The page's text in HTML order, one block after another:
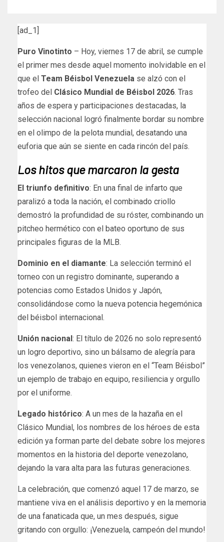
[ad_1]
Puro Vinotinto – Hoy, viernes 17 de abril, se cumple
el primer mes desde aquel momento inolvidable en el
que el Team Béisbol Venezuela se alzó con el
trofeo del Clásico Mundial de Béisbol 2026. Tras
años de espera y participaciones destacadas, la
selección nacional logró finalmente bordar su nombre
en el olimpo de la pelota mundial, desatando una
euforia que aún se siente en cada rincón del país.
Los hitos que marcaron la gesta
El triunfo definitivo: En una final de infarto que
paralizó a toda la nación, el combinado criollo
demostró la profundidad de su róster, combinando un
pitcheo hermético con el bateo oportuno de sus
principales figuras de la MLB.
Dominio en el diamante: La selección terminó el
torneo con un registro dominante, superando a
potencias como Estados Unidos y Japón,
consolidándose como la nueva potencia hegemónica
del béisbol internacional.
Unión nacional: El título de 2026 no solo representó
un logro deportivo, sino un bálsamo de alegría para
los venezolanos, quienes vieron en el “Team Béisbol”
un ejemplo de trabajo en equipo, resiliencia y orgullo
por el uniforme.
Legado histórico: A un mes de la hazaña en el
Clásico Mundial, los nombres de los héroes de esta
edición ya forman parte del debate sobre los mejores
momentos en la historia del deporte venezolano,
dejando la vara alta para las futuras generaciones.
La celebración, que comenzó aquel 17 de marzo, se
mantiene viva en el análisis deportivo y en la memoria
de una fanaticada que, un mes después, sigue
gritando con orgullo: ¡Venezuela, campeón del mundo!